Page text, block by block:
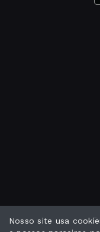
Nosso site usa